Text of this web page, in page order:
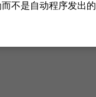
不是自动程序发出的